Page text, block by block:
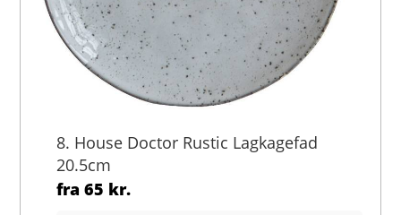
8. House Doctor Rustic Lagkagefad
20.5cm
fra65 kr.